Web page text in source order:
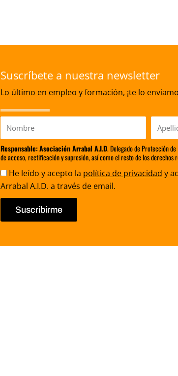
Suscríbete a nuestra newsletter
Lo último en empleo y formación, ¡te lo
Nombre
Responsable:Asociación Arrabal A.I.D. Delegado de Protección
de acceso, rectificación y supresión, así como el resto de los
Aceptación
He leído y acepto la política de privacidad y
Arrabal A.I.D. a través de email.
Suscribirme